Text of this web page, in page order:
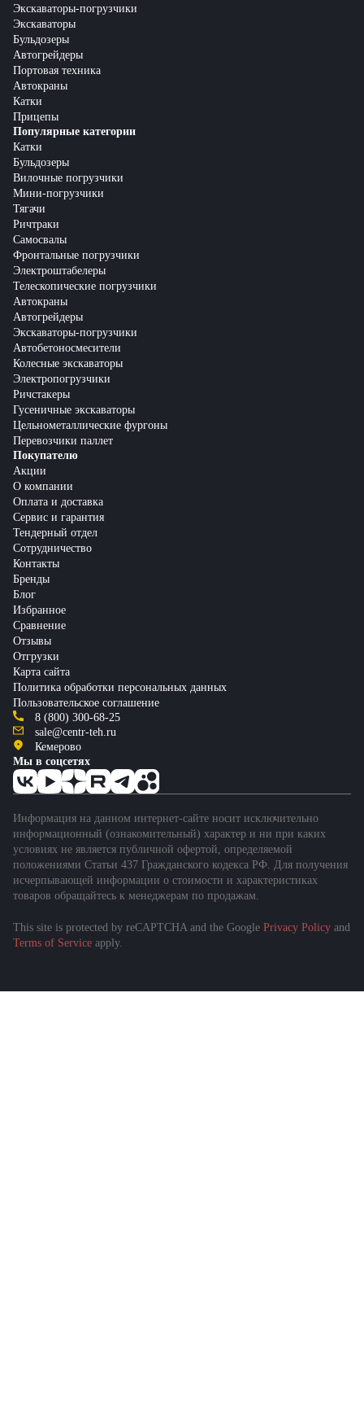
Экскаваторы-погрузчики
Экскаваторы
Бульдозеры
Автогрейдеры
Портовая техника
Автокраны
Катки
Прицепы
Популярные категории
Катки
Бульдозеры
Вилочные погрузчики
Мини-погрузчики
Тягачи
Ричтраки
Самосвалы
Фронтальные погрузчики
Электроштабелеры
Телескопические погрузчики
Автокраны
Автогрейдеры
Экскаваторы-погрузчики
Автобетоносмесители
Колесные экскаваторы
Электропогрузчики
Ричстакеры
Гусеничные экскаваторы
Цельнометаллические фургоны
Перевозчики паллет
Покупателю
Акции
О компании
Оплата и доставка
Сервис и гарантия
Тендерный отдел
Сотрудничество
Контакты
Бренды
Блог
Избранное
Сравнение
Отзывы
Отгрузки
Карта сайта
Политика обработки персональных данных
Пользовательское соглашение
8 (800) 300-68-25
sale@centr-teh.ru
Кемерово
Мы в соцсетях
Информация на данном интернет-сайте носит исключительно
информационный (ознакомительный) характер и ни при каких
условиях не является публичной офертой, определяемой
положениями Статьи 437 Гражданского кодекса РФ. Для получения
исчерпывающей информации о стоимости и характеристиках
товаров обращайтесь к менеджерам по продажам.
This site is protected by reCAPTCHA and the Google Privacy Policy and
Terms of Service apply.